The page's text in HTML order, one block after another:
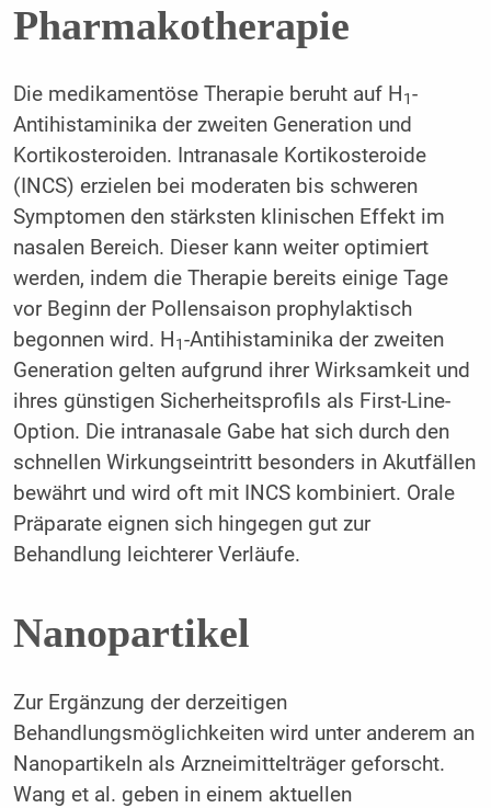
Pharmakotherapie
Die medikamentöse Therapie beruht auf H 1-
Antihistaminika der zweiten Generation und
Kortikosteroiden. Intranasale Kortikosteroide
(INCS) erzielen bei moderaten bis schweren
Symptomen den stärksten klinischen Effekt im
nasalen Bereich. Dieser kann weiter optimiert
werden, indem die Therapie bereits einige Tage
vor Beginn der Pollensaison prophylaktisch
begonnen wird. H 1-Antihistaminika der zweiten
Generation gelten aufgrund ihrer Wirksamkeit und
ihres günstigen Sicherheitsprofils als First-Line-
Option. Die intranasale Gabe hat sich durch den
schnellen Wirkungseintritt besonders in Akutfällen
bewährt und wird oft mit INCS kombiniert. Orale
Präparate eignen sich hingegen gut zur
Behandlung leichterer Verläufe.
Nanopartikel
Zur Ergänzung der derzeitigen
Behandlungsmöglichkeiten wird unter anderem an
Nanopartikeln als Arzneimittelträger geforscht.
Wang et al. geben in einem aktuellen